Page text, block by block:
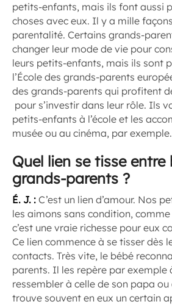
petits-enfants, mais ils font aussi
choses avec eux. Il y a mille
parentalité. Certains grands-
changer leur mode de vie pour
leurs petits-enfants, mais ils sont
l’École des grands-parents
des grands-parents qui profitent
pour s’investir dans leur rôle. Ils
petits-enfants à l’école et les
musée ou au cinéma, par exemple.
Quel lien se tisse entre
grands-parents ?
É. J. : C’est un lien d’amour. Nos
les aimons sans condition,
c’est une vraie richesse pour eux
Ce lien commence à se tisser dès
contacts. Très vite, le bébé
parents. Il les repère par exemple
ressembler à celle de son papa
trouve souvent en eux un certain